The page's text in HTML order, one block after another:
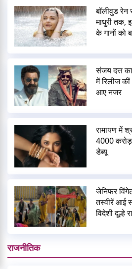
बॉलीवुड रेन
माधुरी तक,
के गानों को
संजय दत्त
में रिलीज
आए नजर
रामायण में
4000
डेब्यू
जेनिफर
तस्वीरें आई
विदेशी दूल्हे
राजनीतिक